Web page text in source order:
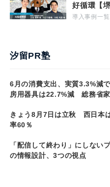
好循環【堺
導入事例一
汐留PR塾
6月の消費支出、実質3.3%減
房用器具は22.7%減 総務省
きょう8月7日は立秋 西日本
率60％
「配信して終わり」にしない
の情報設計、3つの視点